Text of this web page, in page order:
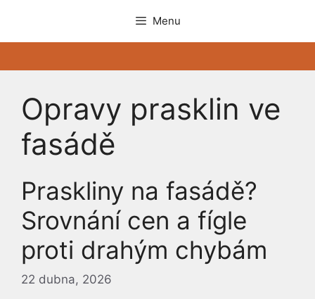
obsah
Menu
Opravy prasklin ve
fasádě
Praskliny na fasádě?
Srovnání cen a fígle
proti drahým chybám
22 dubna, 2026